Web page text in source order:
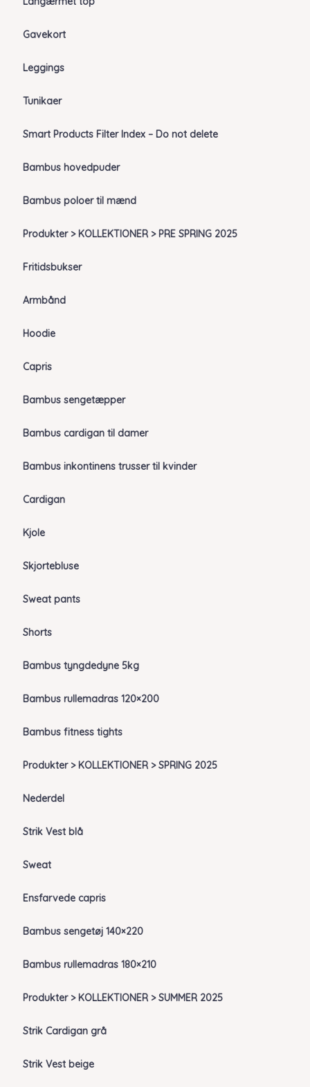
Gavekort
Leggings
Tunikaer
Smart Products Filter Index – Do not delete
Bambus hovedpuder
Bambus poloer til mænd
Produkter > KOLLEKTIONER > PRE SPRING 2025
Fritidsbukser
Armbånd
Hoodie
Capris
Bambus sengetæpper
Bambus cardigan til damer
Bambus inkontinens trusser til kvinder
Cardigan
Kjole
Skjortebluse
Sweat pants
Shorts
Bambus tyngdedyne 5kg
Bambus rullemadras 120×200
Bambus fitness tights
Produkter > KOLLEKTIONER > SPRING 2025
Nederdel
Strik Vest blå
Sweat
Ensfarvede capris
Bambus sengetøj 140×220
Bambus rullemadras 180×210
Produkter > KOLLEKTIONER > SUMMER 2025
Strik Cardigan grå
Strik Vest beige